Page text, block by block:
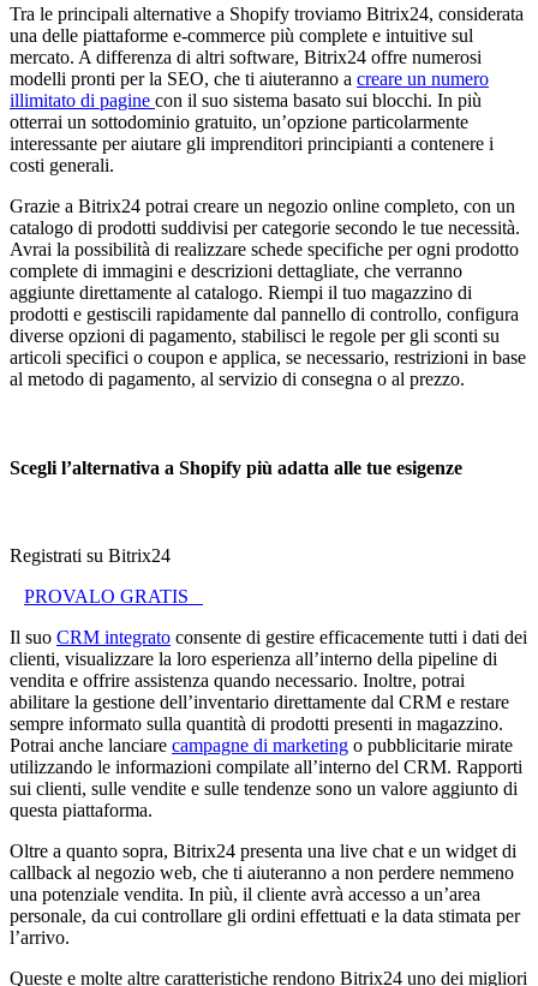
Tra le principali alternative a Shopify troviamo Bitrix24, considerata
una delle piattaforme e-commerce più complete e intuitive sul
mercato. A differenza di altri software, Bitrix24 offre numerosi
modelli pronti per la SEO, che ti aiuteranno a creare un numero
illimitato di pagine con il suo sistema basato sui blocchi. In più
otterrai un sottodominio gratuito, un’opzione particolarmente
interessante per aiutare gli imprenditori principianti a contenere i
costi generali.
Grazie a Bitrix24 potrai creare un negozio online completo, con un
catalogo di prodotti suddivisi per categorie secondo le tue necessità.
Avrai la possibilità di realizzare schede specifiche per ogni prodotto
complete di immagini e descrizioni dettagliate, che verranno
aggiunte direttamente al catalogo. Riempi il tuo magazzino di
prodotti e gestiscili rapidamente dal pannello di controllo, configura
diverse opzioni di pagamento, stabilisci le regole per gli sconti su
articoli specifici o coupon e applica, se necessario, restrizioni in base
al metodo di pagamento, al servizio di consegna o al prezzo.
Scegli l’alternativa a Shopify più adatta alle tue esigenze
Registrati su Bitrix24
PROVALO GRATIS
Il suo CRM integrato consente di gestire efficacemente tutti i dati dei
clienti, visualizzare la loro esperienza all’interno della pipeline di
vendita e offrire assistenza quando necessario. Inoltre, potrai
abilitare la gestione dell’inventario direttamente dal CRM e restare
sempre informato sulla quantità di prodotti presenti in magazzino.
Potrai anche lanciare campagne di marketing o pubblicitarie mirate
utilizzando le informazioni compilate all’interno del CRM. Rapporti
sui clienti, sulle vendite e sulle tendenze sono un valore aggiunto di
questa piattaforma.
Oltre a quanto sopra, Bitrix24 presenta una live chat e un widget di
callback al negozio web, che ti aiuteranno a non perdere nemmeno
una potenziale vendita. In più, il cliente avrà accesso a un’area
personale, da cui controllare gli ordini effettuati e la data stimata per
l’arrivo.
Queste e molte altre caratteristiche rendono Bitrix24 uno dei migliori